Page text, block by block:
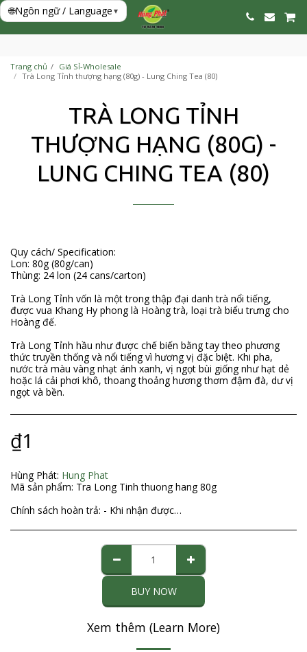
🌐Ngôn ngữ / Language▾
Trang chủ
Giá Sỉ-Wholesale
Trà Long Tỉnh thượng hạng (80g) - Lung Ching Tea (80)
TRÀ LONG TỈNH
THƯỢNG HẠNG (80G) -
LUNG CHING TEA (80)
Quy cách/ Specification:
Lon: 80g (80g/can)
Thùng: 24 lon (24 cans/carton)
Trà Long Tỉnh vốn là một trong thập đại danh trà nổi tiếng,
được vua Khang Hy phong là Hoàng trà, loại trà biểu trưng cho
Hoàng đế.
Trà Long Tỉnh hầu như được chế biến bằng tay theo phương
thức truyền thống và nổi tiếng vì hương vị đặc biệt. Khi pha,
nước trà màu vàng nhạt ánh xanh, vị ngọt bùi giống như hạt dẻ
hoặc lá cải phơi khô, thoang thoảng hương thơm đậm đà, dư vị
ngọt và bền.
₫1
Hùng Phát: Hung Phat
Mã sản phẩm: Tra Long Tinh thuong hang 80g
Chính sách hoàn trả: - Khi nhận được đơn đặt hàng của Quý khách từ website, chúng tôi sẽ gọi điện thoại để xác nhận đơn hàng (tình trạng hàng hoá, chủng loại, số lượng, giá tiền, địa chỉ giao hàng, tên người nhận hàng, tổng số tiền khách hàng cần thanh toán khi nhận hàng). Lúc này, Quý khách có thể hủy đơn hàng, thay đổi số lượng đặt hàng, chủng loại hàng,… - Trường hợp sau khi nhận hàng, nếu sản phẩm không thích hợp (do lỗi của Quý khách), Quý khách có thể gửi lại (sản phẩm phải còn nguyên vẹn), chúng tôi sẽ đổi sản phẩm khác cho Quý khách, chi phí gửi đổi, trả hàng, các chi phí phát sinh khác sẽ do Quý khách chịu. Xin liên lạc với chúng tôi để thỏa thuận trước khi gửi đổi, trả hàng. Nếu do lỗi của chúng tôi, khách hàng không phải tốn phí. - Trường hợp Quý khách đã chuyển tiền vào tài khoản Cty trước đó, số tiền còn dư (nếu có) sau khi khấu trừ chi phí vận chuyển vả các chi phí phát sinh khác do khách hàng thay đổi khi nhận hàng sẽ được hoàn trả lại. Chúng tôi sẽ làm các thủ tục cần thiết để hoàn tiền cho khách hàng trong vòng 7 ngày kể từ ngày nhận được hàng gửi trả và hàng hóa phải còn nguyên vẹn. Xin vui lòng liên lạc với chúng tôi để thỏa thuận trước khi trả hàng. - When receipt of your order from the website, we will call to confirm the order (goods status, type, quantity, price, delivery address, consignee name, amount total that the customer needs to pay on delivery). At this time, you can cancel the order, change the number of orders, categories of goods, ... - In case, after receiving the goods, if the product is not appropriate (due to your fault), you can send it back (the product must be intact), we will exchange another product for you, the cost delivery, return, other costs incurred by you. Please contact us to agree before sending or exchanging goods. If due to our fault, customers do not have to charge. - In case you have transferred money to the Company account before, the remaining balance (if any) after deducting shipping costs and other costs incurred by the customer to change when receiving the goods will be refunded again. We will do the necessary procedures to refund customers within 7 days of receiving the returned goods and the goods must be intact. Please contact us for agreement before returning the item.
BUY NOW
Xem thêm (Learn More)